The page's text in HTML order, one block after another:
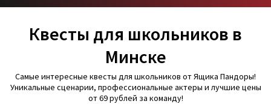
Квесты для школьников в
Минске
Самые интересные квесты для школьников от Ящика Пандоры!
Уникальные сценарии, профессиональные актеры и лучшие цены
от 69 рублей за команду!